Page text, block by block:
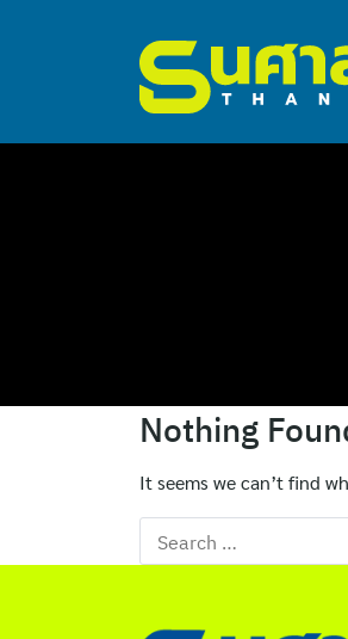
English
Nothing
It seems we can’t find
Search
for: